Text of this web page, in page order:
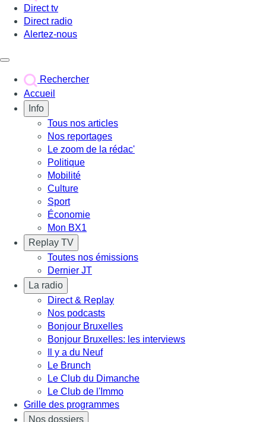
Direct tv
Direct radio
Alertez-nous
Rechercher
Accueil
Info
Tous nos articles
Nos reportages
Le zoom de la rédac'
Politique
Mobilité
Culture
Sport
Économie
Mon BX1
Replay TV
Toutes nos émissions
Dernier JT
La radio
Direct & Replay
Nos podcasts
Bonjour Bruxelles
Bonjour Bruxelles: les interviews
Il y a du Neuf
Le Brunch
Le Club du Dimanche
Le Club de l'Immo
Grille des programmes
Nos dossiers